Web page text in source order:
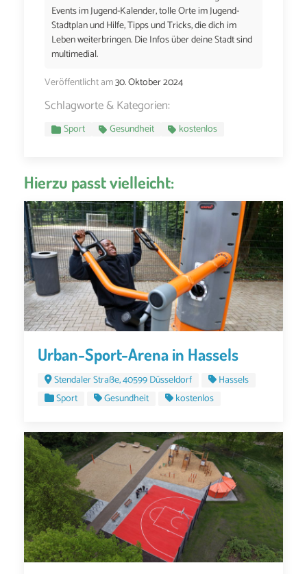
Events im Jugend-Kalender, tolle Orte im Jugend-
Stadtplan und Hilfe, Tipps und Tricks, die dich im
Leben weiterbringen. Die Infos über deine Stadt sind
multimedial.
Veröffentlicht am30. Oktober 2024
Schlagworte & Kategorien:
Sport Gesundheit kostenlos
Hierzu passt vielleicht:
Urban-Sport-Arena in Hassels
Stendaler Straße, 40599 Düsseldorf
Hassels
Sport
Gesundheit kostenlos